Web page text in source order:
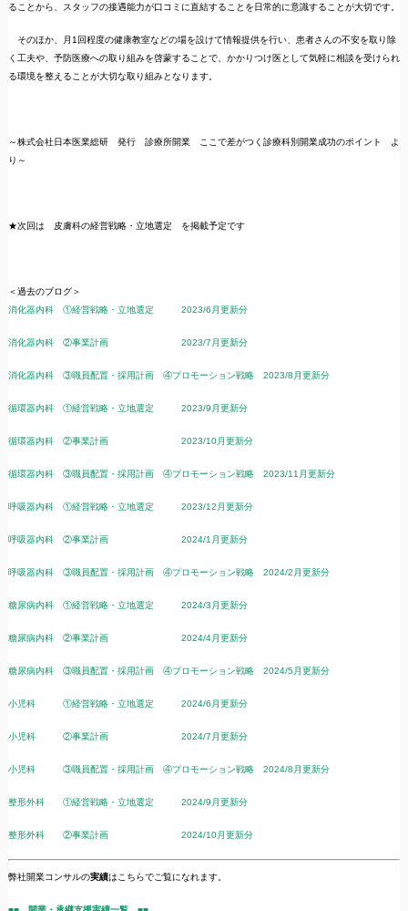
ることから、スタッフの接遇能力が口コミに直結することを日常的に意識することが大切です。
そのほか、月1回程度の健康教室などの場を設けて情報提供を行い、患者さんの不安を取り除
く工夫や、予防医療への取り組みを啓蒙することで、かかりつけ医として気軽に相談を受けられ
る環境を整えることが大切な取り組みとなります。
～株式会社日本医業総研 発行 診療所開業 ここで差がつく診療科別開業成功のポイント よ
り～
★次回は 皮膚科の経営戦略・立地選定 を掲載予定です
＜過去のブログ＞
消化器内科 ①経営戦略・立地選定 2023/6月更新分
消化器内科 ②事業計画 2023/7月更新分
消化器内科 ③職員配置・採用計画 ④プロモーション戦略 2023/8月更新分
循環器内科 ①経営戦略・立地選定 2023/9月更新分
循環器内科 ②事業計画 2023/10月更新分
循環器内科 ③職員配置・採用計画 ④プロモーション戦略 2023/11月更新分
呼吸器内科 ①経営戦略・立地選定 2023/12月更新分
呼吸器内科 ②事業計画 2024/1月更新分
呼吸器内科 ③職員配置・採用計画 ④プロモーション戦略 2024/2月更新分
糖尿病内科 ①経営戦略・立地選定 2024/3月更新分
糖尿病内科 ②事業計画 2024/4月更新分
糖尿病内科 ③職員配置・採用計画 ④プロモーション戦略 2024/5月更新分
小児科 ①経営戦略・立地選定 2024/6月更新分
小児科 ②事業計画 2024/7月更新分
小児科 ③職員配置・採用計画 ④プロモーション戦略 2024/8月更新分
整形外科 ①経営戦略・立地選定 2024/9月更新分
整形外科 ②事業計画 2024/10月更新分
弊社開業コンサルの実績はこちらでご覧になれます。